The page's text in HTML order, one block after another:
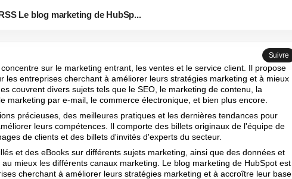
Le blog marketing de HubSp...
Suivre
sur le marketing entrant, les ventes et le service client. Il propose
les entreprises cherchant à améliorer leurs stratégies marketing et à mieux
couvrent divers sujets tels que le SEO, le marketing de contenu, la
marketing par e-mail, le commerce électronique, et bien plus encore.
précieuses, des meilleures pratiques et les dernières tendances pour
leurs compétences. Il comporte des billets originaux de l'équipe de
de clients et des billets d'invités d'experts du secteur.
et des eBooks sur différents sujets marketing, ainsi que des données et
mieux les différents canaux marketing. Le blog marketing de HubSpot est
cherchant à améliorer leurs stratégies marketing et à accroître leur base